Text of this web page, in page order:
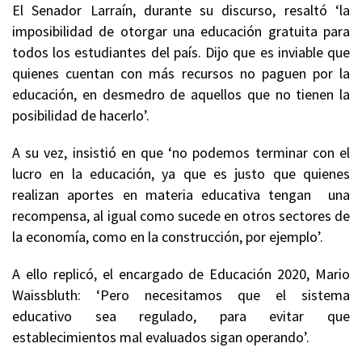
El Senador Larraín, durante su discurso, resaltó ‘la
imposibilidad de otorgar una educación gratuita para
todos los estudiantes del país. Dijo que es inviable que
quienes cuentan con más recursos no paguen por la
educación, en desmedro de aquellos que no tienen la
posibilidad de hacerlo’.
A su vez, insistió en que ‘no podemos terminar con el
lucro en la educación, ya que es justo que quienes
realizan aportes en materia educativa tengan una
recompensa, al igual como sucede en otros sectores de
la economía, como en la construcción, por ejemplo’.
A ello replicó, el encargado de Educación 2020, Mario
Waissbluth: ‘Pero necesitamos que el sistema
educativo sea regulado, para evitar que
establecimientos mal evaluados sigan operando’.